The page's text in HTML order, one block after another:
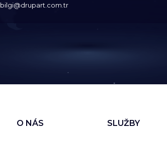
bilgi@drupart.com.tr
O NÁS SLUŽBY